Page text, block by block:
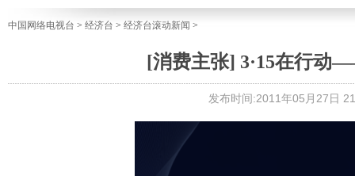
中国网络电视台 > 经济台 > 经济台滚动新闻 >
[消费主张] 3·15在行动
发布时间:2011年05月27日